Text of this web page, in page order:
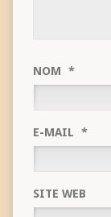
NOM *
E-MAIL *
SITE WEB